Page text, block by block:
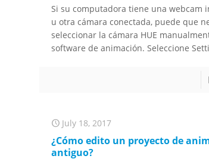
Si su computadora tiene una webcam
u otra cámara conectada, puede que
seleccionar la cámara HUE
software de animación. Seleccione
July 18, 2017
¿Cómo edito un proyecto de
antiguo?